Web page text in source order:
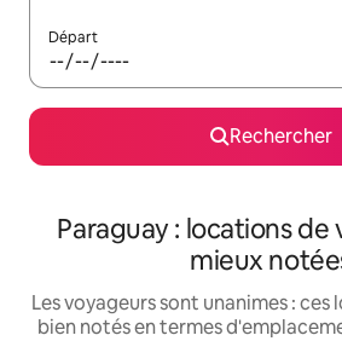
Départ
Rechercher
Paraguay : locations de
mieux
Les voyageurs sont unanimes :
bien notés en termes